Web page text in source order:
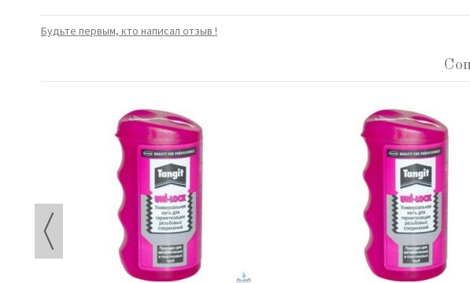
Будьте первым, кто написал отзыв !